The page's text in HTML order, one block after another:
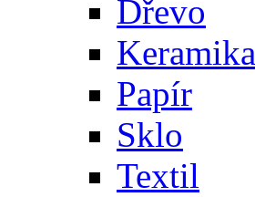
Dřevo
Keramika
Papír
Sklo
Textil